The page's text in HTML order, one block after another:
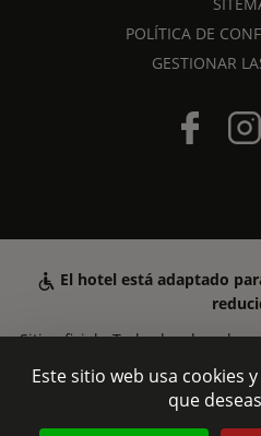
POLÍTICA DE
GESTIONAR
El hotel está adaptado
Sitio oficial - Todos los
Este sitio web usa cookies
que